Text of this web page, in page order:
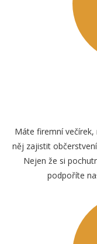
Máte firemní
něj zajistit
Nejen že si
podpoříte